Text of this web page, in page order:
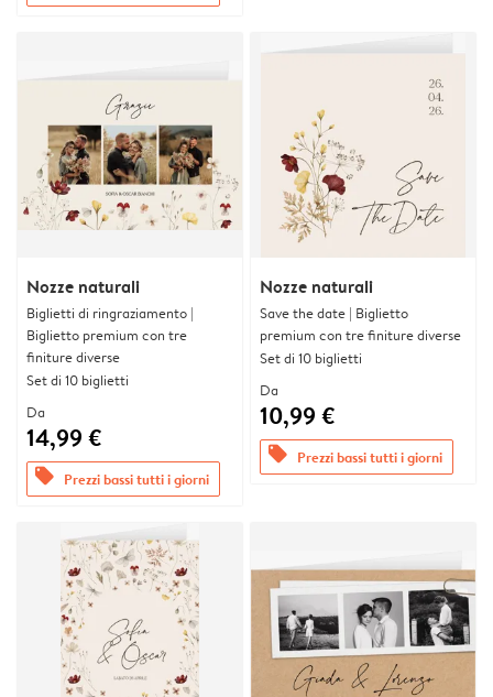
Nozze naturali
Biglietti di ringraziamento |
Biglietto premium con tre
finiture diverse
Set di 10 biglietti
Da
14,99 €
offers Prezzi bassi tutti i giorni
Nozze naturali
Save the date | Biglietto
premium con tre finiture diverse
Set di 10 biglietti
Da
10,99 €
offers Prezzi bassi tutti i giorni